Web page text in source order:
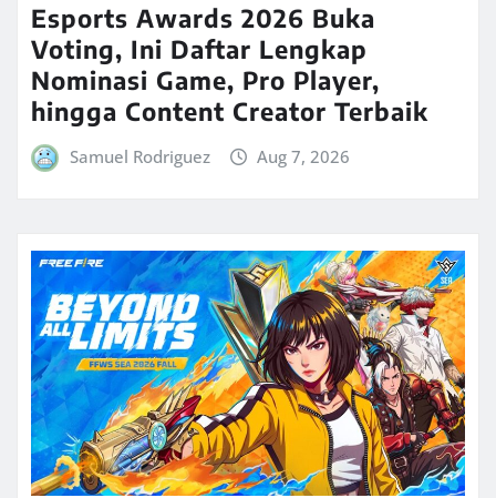
Esports Awards 2026 Buka
Voting, Ini Daftar Lengkap
Nominasi Game, Pro Player,
hingga Content Creator Terbaik
Samuel Rodriguez Aug 7, 2026